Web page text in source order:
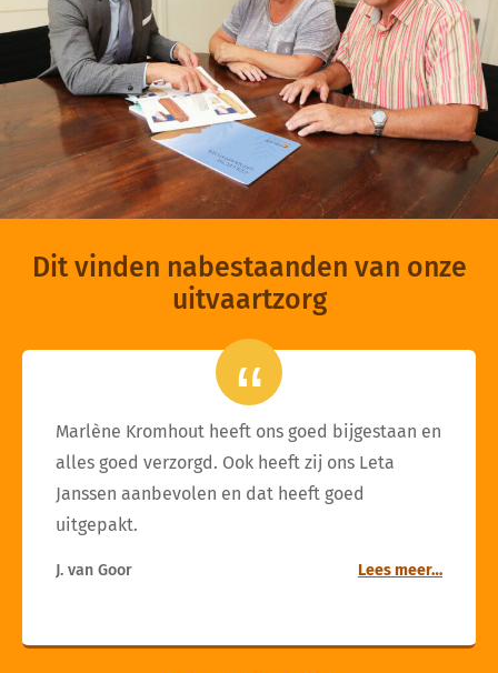
Dit vinden nabestaanden van onze
uitvaartzorg
Marlène Kromhout heeft ons goed bijgestaan en
alles goed verzorgd. Ook heeft zij ons Leta
Janssen aanbevolen en dat heeft goed
uitgepakt.
J. van Goor Lees meer…